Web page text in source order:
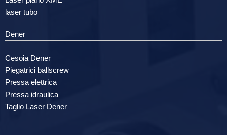
laser tubo
Dener
Cesoia Dener
Piegatrici ballscrew
Pressa elettrica
Pressa idraulica
Taglio Laser Dener